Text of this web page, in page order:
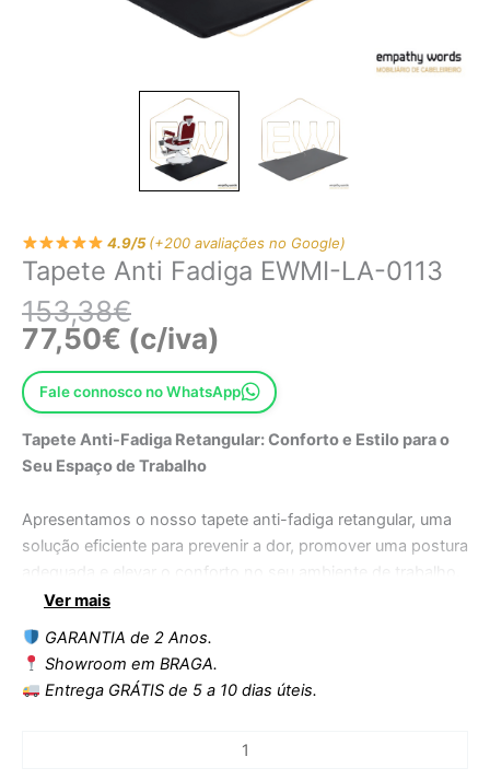
4.9/5(+200 avaliações no Google)
Tapete Anti Fadiga EWMI-LA-0113
153,38€
77,50€ (c/iva)
Fale connosco no WhatsApp
Tapete Anti-Fadiga Retangular: Conforto e Estilo para o
Seu Espaço de Trabalho
Apresentamos o nosso tapete anti-fadiga retangular, uma
solução eficiente para prevenir a dor, promover uma postura
adequada e elevar o conforto no seu ambiente de trabalho.
Este tapete não só cuida do seu bem-estar, mas também
oferece proteção para os seus materiais, combinando
funcionalidade e estética.
Fale agora com um de nossos especialistas
clicando aqui
Ver mais
GARANTIA de 2 Anos.
Showroom em BRAGA.
Entrega GRÁTIS de 5 a 10 dias úteis.